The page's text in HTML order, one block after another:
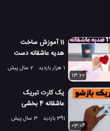
11 آموزش ساخت
هدیه عاشقانه دست
ساز رومانتیک شکل1 هزار بازدید
2 سال پیش
13:20
یک کارت تبریک
عاشقانه 4 بخشی
بسازید که باز و بسته
391 بازدید
3 سال پیش
03:04